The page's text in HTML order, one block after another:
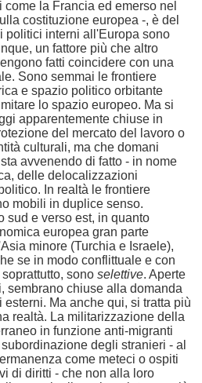
la Francia ed emerso nel
costituzione europea -, è del
politici interni all'Europa sono
un fattore più che altro
fatti coincidere con una
Sono semmai le frontiere
e spazio politico orbitante
lo spazio europeo. Ma si
apparentemente chiuse in
del mercato del lavoro o
culturali, ma che domani
avvenendo di fatto - in nome
delle delocalizzazioni
In realtà le frontiere
mobili in duplice senso.
sud e verso est, in quanto
europea gran parte
minore (Turchia e Israele),
se in modo conflittuale e con
sono selettive. Aperte
sembrano chiuse alla domanda
Ma anche qui, si tratta più
realtà. La militarizzazione della
in funzione anti-migranti
degli stranieri - al
come meteci o ospiti
di diritti - che non alla loro